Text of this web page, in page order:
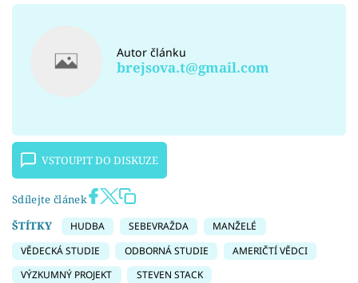
Autor článku
brejsova.t@gmail.com
VSTOUPIT DO DISKUZE
Sdílejte článek
ŠTÍTKY
HUDBA SEBEVRAŽDA
MANŽELÉ
VĚDECKÁ STUDIE
ODBORNÁ STUDIE
AMERIČTÍ VĚDCI
VÝZKUMNÝ PROJEKT
STEVEN STACK